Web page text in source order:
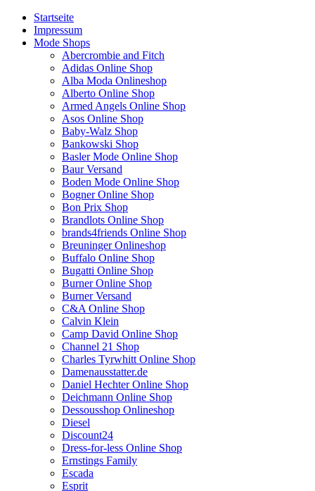
Startseite
Impressum
Mode Shops
Abercrombie and Fitch
Adidas Online Shop
Alba Moda Onlineshop
Alberto Online Shop
Armed Angels Online Shop
Asos Online Shop
Baby-Walz Shop
Bankowski Shop
Basler Mode Online Shop
Baur Versand
Boden Mode Online Shop
Bogner Online Shop
Bon Prix Shop
Brandlots Online Shop
brands4friends Online Shop
Breuninger Onlineshop
Buffalo Online Shop
Bugatti Online Shop
Burner Online Shop
Burner Versand
C&A Online Shop
Calvin Klein
Camp David Online Shop
Channel 21 Shop
Charles Tyrwhitt Online Shop
Damenausstatter.de
Daniel Hechter Online Shop
Deichmann Online Shop
Dessousshop Onlineshop
Diesel
Discount24
Dress-for-less Online Shop
Ernstings Family
Escada
Esprit